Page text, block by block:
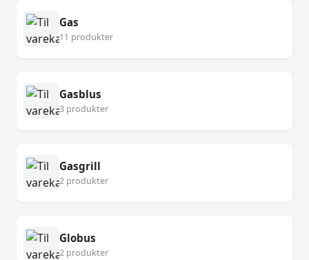
Gas
11 produkter
Gasblus
3 produkter
Gasgrill
2 produkter
Globus
2 produkter